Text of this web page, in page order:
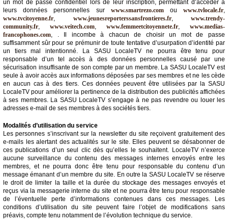
un mot de passe confidentiel lors de leur inscription, permettant d’accéder à
leurs données personnelles sur www.smartrezo.comouwww.tvlocale.fr
www.tvcitoyenne.fr
www.jeunesreporterssansfrontieres.fr, www.trendy-
community.fr
www.veitech.com www.femmeetcitoyennete.fr
www.medias-
francophones.com , . Il incombe à chacun de choisir un mot de passe
suffisamment sûr pour se prémunir de toute tentative d’usurpation d’identité par
un tiers mal intentionné. La SASU LocaleTV ne pourra être tenu pour
responsable d’un tel accès à des données personnelles causé par une
sécurisation insuffisante de son compte par un membre. La SASU LocaleTV est
seule à avoir accès aux informations déposées par ses membres et ne les cède
en aucun cas à des tiers. Ces données peuvent être utilisées par la SASU
LocaleTV pour améliorer la pertinence de la distribution des publicités affichées
à ses membres. La SASU LocaleTV s’engage à ne pas revendre ou louer les
adresses e-mail de ses membres à des sociétés tiers.
Modalités d’utilisation du service
Les personnes s’inscrivant sur la newsletter du site reçoivent gratuitement des
e-mails les alertant des actualités sur le site. Elles peuvent se désabonner de
ces publications d’un seul clic dès qu’elles le souhaitent. LocaleTV n’exerce
aucune surveillance du contenu des messages internes envoyés entre les
membres, et ne pourra donc être tenu pour responsable du contenu d’un
message émanant d’un membre du site. En outre la SASU LocaleTV se réserve
le droit de limiter la taille et la durée du stockage des messages envoyés et
reçus via la messagerie interne du site et ne pourra être tenu pour responsable
de l’éventuelle perte d’informations contenues dans ces messages. Les
conditions d’utilisation du site peuvent faire l’objet de modifications sans
préavis, compte tenu notamment de l’évolution technique du service.